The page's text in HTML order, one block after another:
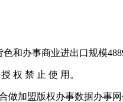
办事商业进出口规模
权 禁 止 使 用。
加盟版权办事数据办事网